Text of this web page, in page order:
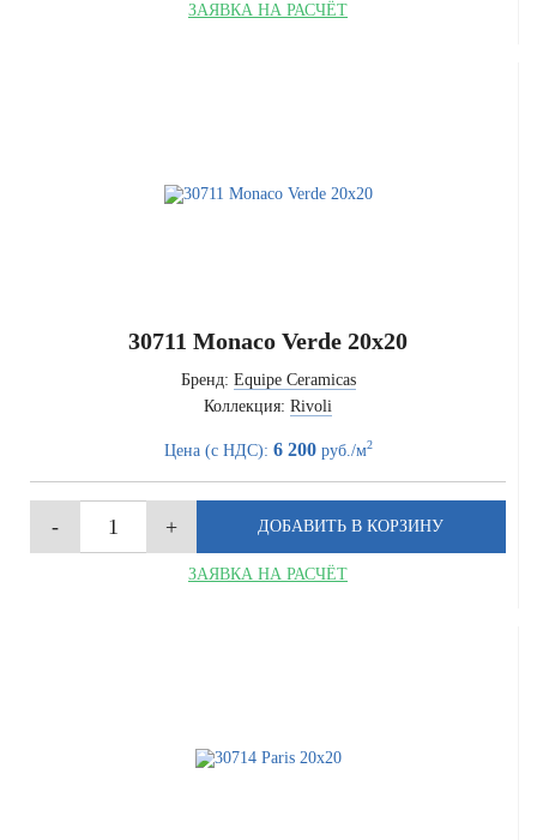
ЗАЯВКА НА РАСЧЁТ
30711 Monaco Verde 20x20
Бренд: Equipe Ceramicas
Коллекция: Rivoli
Цена (с НДС): 6 200руб./м2
ЗАЯВКА НА РАСЧЁТ